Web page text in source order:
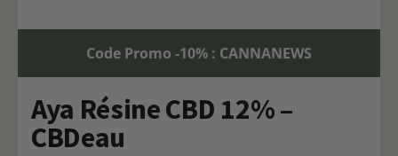
Code Promo -10% : CANNANEWS
Aya Résine CBD 12% –
CBDeau